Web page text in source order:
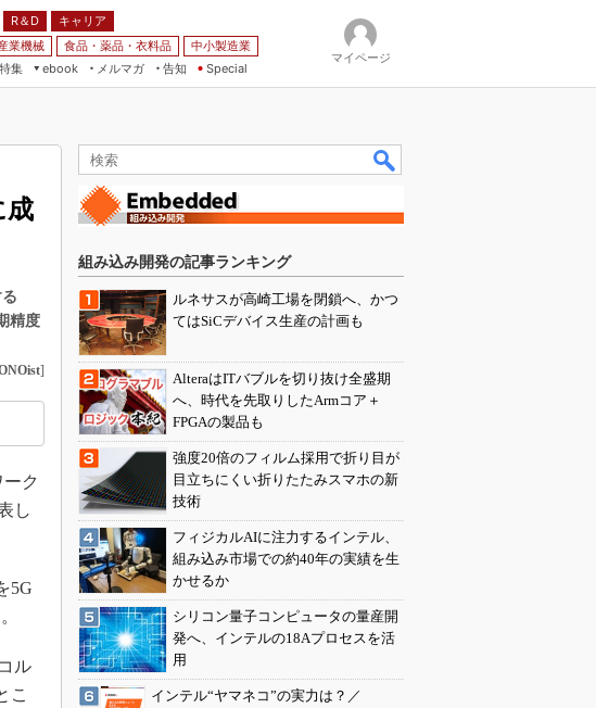
R＆D
キャリア
業機械 食品・薬品・衣料品
中小製造業
特集
ebook
メルマガ
告知 Special
マイページ
成
精度
]
ク
し
5G
ル
こ
組み込み開発の記事ランキング
ルネサスが高崎工場を閉鎖へ、かつ
てはSiCデバイス生産の計画も
AlteraはITバブルを切り抜け全盛期
へ、時代を先取りしたArmコア＋
FPGAの製品も
強度20倍のフィルム採用で折り目が
目立ちにくい折りたたみスマホの新
技術
フィジカルAIに注力するインテル、
組み込み市場での約40年の実績を生
かせるか
シリコン量子コンピュータの量産開
発へ、インテルの18Aプロセスを活
用
インテル“ヤマネコ”の実力は？／